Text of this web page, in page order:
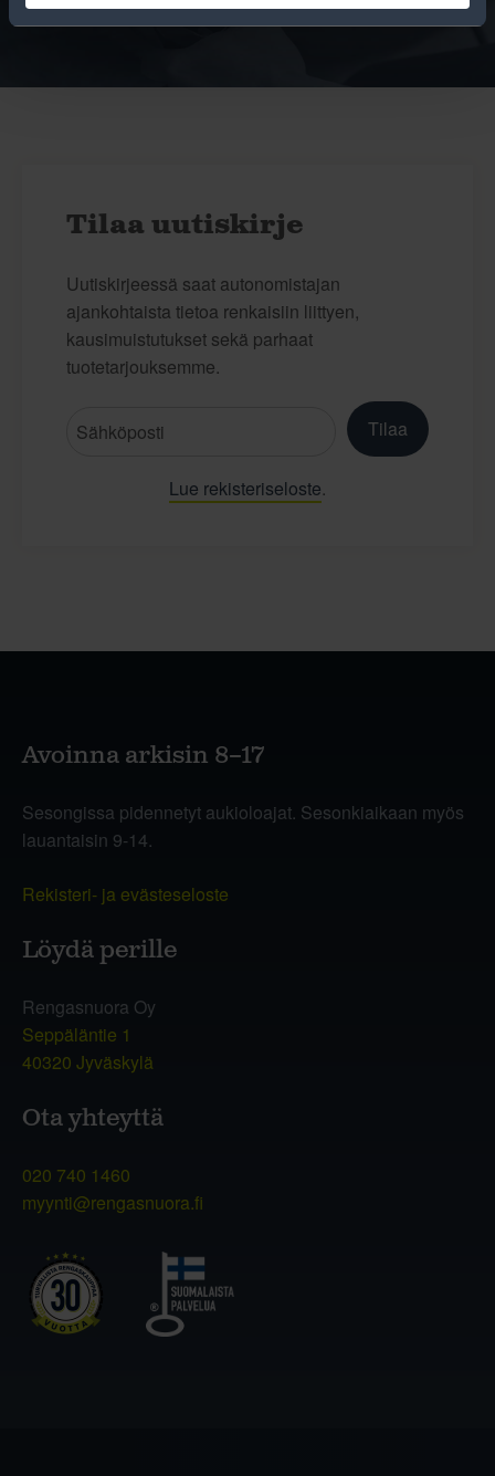
Tilaa uutiskirje
Uutiskirjeessä saat autonomistajan
ajankohtaista tietoa renkaisiin liittyen,
kausimuistutukset sekä parhaat
tuotetarjouksemme.
Tilaa
Lue rekisteriseloste.
Avoinna arkisin 8–17
Sesongissa pidennetyt aukioloajat. Sesonkiaikaan myös
lauantaisin 9-14.
Rekisteri- ja evästeseloste
Löydä perille
Rengasnuora Oy
Seppäläntie 1
40320 Jyväskylä
Ota yhteyttä
020 740 1460
myynti@rengasnuora.fi